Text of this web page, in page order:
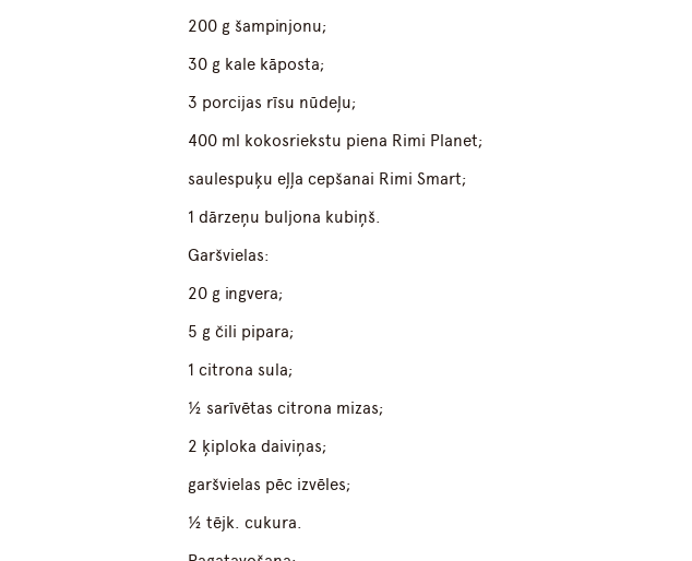
200 g šampinjonu;
30 g kale kāposta;
3 porcijas rīsu nūdeļu;
400 ml kokosriekstu piena Rimi Planet;
saulespuķu eļļa cepšanai Rimi Smart;
1 dārzeņu buljona kubiņš.
Garšvielas:
20 g ingvera;
5 g čili pipara;
1 citrona sula;
½ sarīvētas citrona mizas;
2 ķiploka daiviņas;
garšvielas pēc izvēles;
½ tējk. cukura.